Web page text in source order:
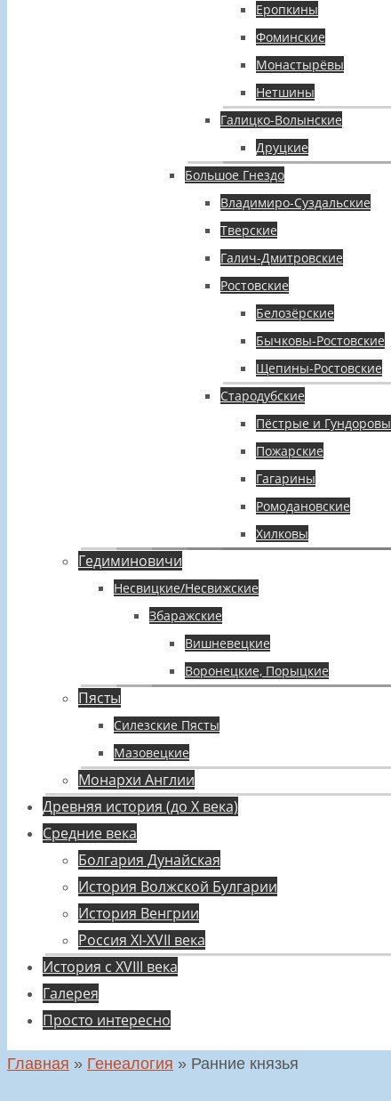
Еропкины
Фоминские
Монастырёвы
Нетшины
Галицко-Волынские
Друцкие
Большое Гнездо
Владимиро-Суздальские
Тверские
Галич-Дмитровские
Ростовские
Белозёрские
Бычковы-Ростовские
Щепины-Ростовские
Стародубские
Пёстрые и Гундоровы
Пожарские
Гагарины
Ромодановские
Хилковы
Гедиминовичи
Несвицкие/Несвижские
Збаражские
Вишневецкие
Воронецкие, Порыцкие
Пясты
Силезские Пясты
Мазовецкие
Монархи Англии
Древняя история (до X века)
Средние века
Болгария Дунайская
История Волжской Булгарии
История Венгрии
Россия XI-XVII века
История с XVIII века
Галерея
Просто интересно
Главная » Генеалогия » Ранние князья